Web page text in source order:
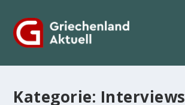
Kategorie: Interviews